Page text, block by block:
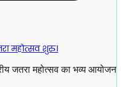
महोत्सव शुरु।
जतरा महोत्सव का भव्य आयोजन